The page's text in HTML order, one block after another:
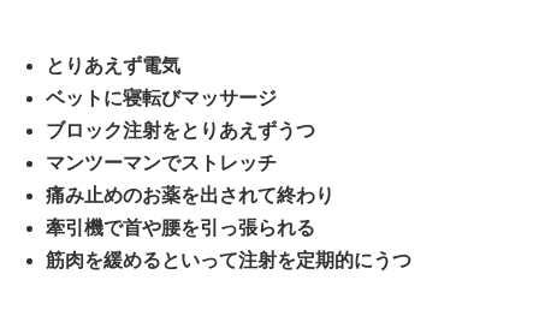
とりあえず電気
ベットに寝転びマッサージ
ブロック注射をとりあえずうつ
マンツーマンでストレッチ
痛み止めのお薬を出されて終わり
牽引機で首や腰を引っ張られる
筋肉を緩めるといって注射を定期的にうつ